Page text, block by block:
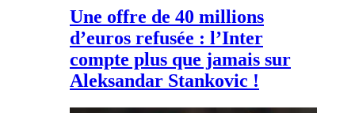
Une offre de 40 millions
d’euros refusée : l’Inter
compte plus que jamais sur
Aleksandar Stankovic !